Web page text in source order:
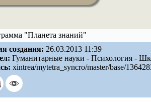
"Планета знаний"
создания: 26.03.2013 11:39
Гуманитарные науки - Психология -
xintrea/mytetra_syncro/master/base/